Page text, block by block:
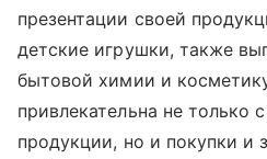
презентации своей
детские игрушки, также
бытовой химии и
привлекательна не только
продукции, но и покупки и